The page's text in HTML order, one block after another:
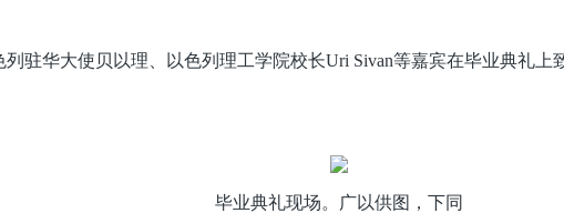
驻华大使贝以理、以色列理工学院校长Uri Sivan等嘉宾在毕业典礼
毕业典礼现场。广以供图，下同